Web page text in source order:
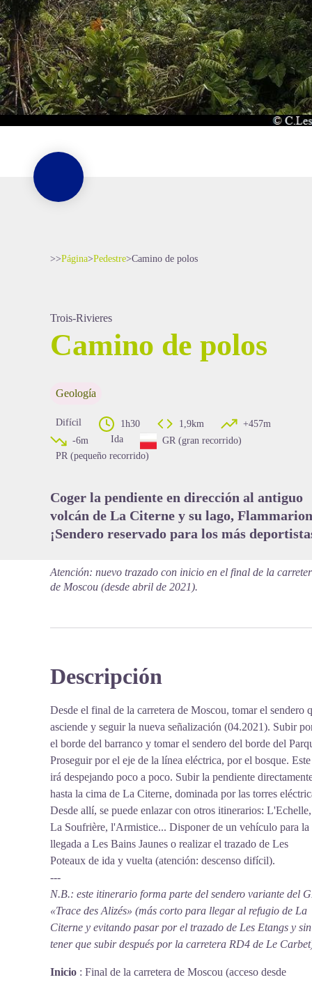
>>Página>Pedestre>Camino de polos
Trois-Rivieres
Camino de polos
Geología
Difícil 1h30 1,9km
+457m
-6m
Ida
GR (gran recorrido)
PR (pequeño recorrido)
Coger la pendiente en dirección al antiguo
volcán de La Citerne y su lago,
¡Sendero reservado para los más
Atención: nuevo trazado con inicio en el final de la
de Moscou (desde abril de 2021).
Descripción
Desde el final de la carretera de Moscou, tomar el sendero
asciende y seguir la nueva señalización (04.2021). Subir
el borde del barranco y tomar el sendero del borde del
Proseguir por el eje de la línea eléctrica, por el bosque. Este
irá despejando poco a poco. Subir la pendiente
hasta la cima de La Citerne, dominada por las torres
Desde allí, se puede enlazar con otros itinerarios: L'Echelle,
La Soufrière, l'Armistice... Disponer de un vehículo para la
llegada a Les Bains Jaunes o realizar el trazado de Les
Poteaux de ida y vuelta (atención: descenso difícil).
---
N.B.: este itinerario forma parte del sendero variante del
«Trace des Alizés» (más corto para llegar al refugio de La
Citerne y evitando pasar por el trazado de Les Etangs y sin
tener que subir después por la carretera RD4 de Le
Inicio : Final de la carretera de Moscou (acceso desde